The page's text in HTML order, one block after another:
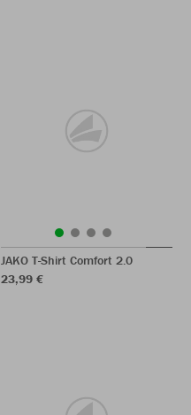
JAKO T-Shirt Comfort 2.0
23,99 €